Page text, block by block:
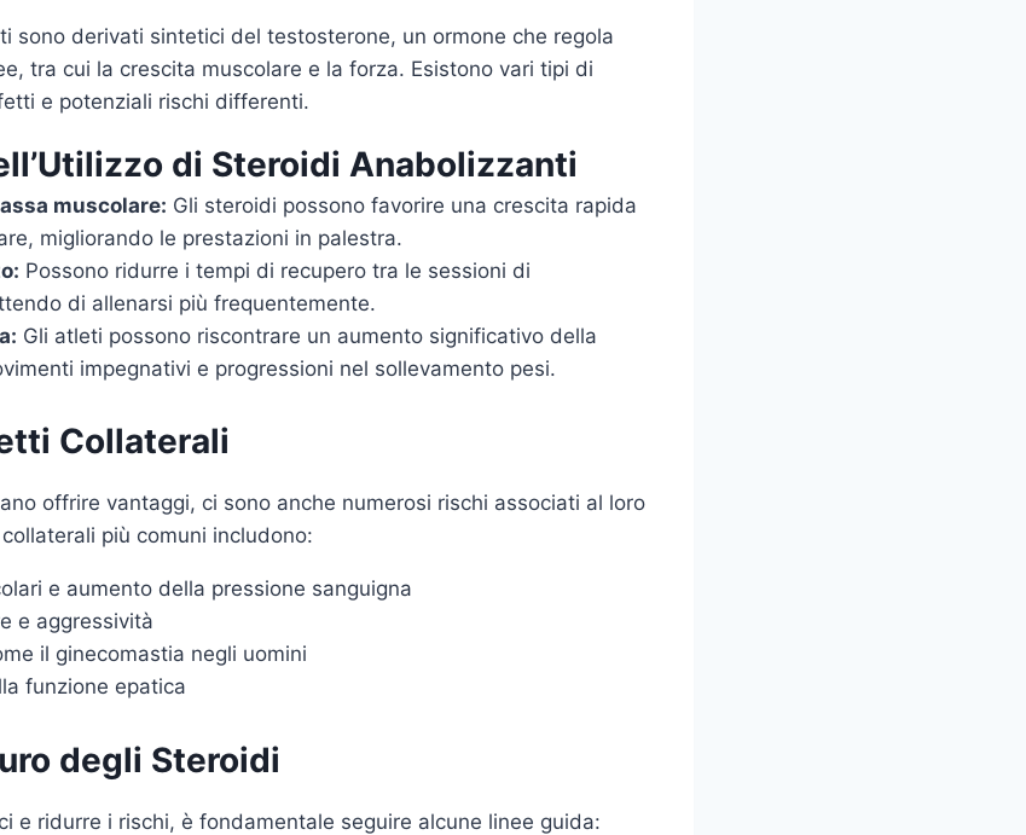
sono derivati sintetici del testosterone, un ormone che regola
tra cui la crescita muscolare e la forza. Esistono vari tipi di
e potenziali rischi differenti.
di Steroidi Anabolizzanti
muscolare: Gli steroidi possono favorire una crescita rapida
migliorando le prestazioni in palestra.
Possono ridurre i tempi di recupero tra le sessioni di
di allenarsi più frequentemente.
Gli atleti possono riscontrare un aumento significativo della
impegnativi e progressioni nel sollevamento pesi.
Collaterali
offrire vantaggi, ci sono anche numerosi rischi associati al loro
più comuni includono:
e aumento della pressione sanguigna
e aggressività
il ginecomastia negli uomini
funzione epatica
degli Steroidi
e ridurre i rischi, è fondamentale seguire alcune linee guida: